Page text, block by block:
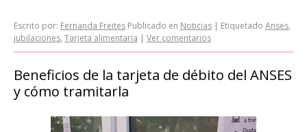
Escrito por: Fernanda Freites Publicado en Noticias | Etiquetado Anses,
jubilaciones, Tarjeta alimentaria | Ver comentarios
Beneficios de la tarjeta de débito del ANSES
y cómo tramitarla